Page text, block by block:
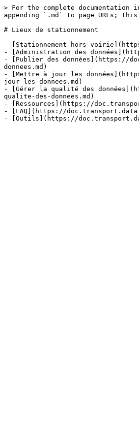
> For the complete
appending `.md` to page URLs;
# Lieux de stationnement
- [Stationnement hors
- [Administration des
- [Publier des données](https://
donnees.md)
- [Mettre à jour les
jour-les-donnees.md)
- [Gérer la qualité des
qualite-des-donnees.md)
- [Ressources](https://
- [FAQ](https://